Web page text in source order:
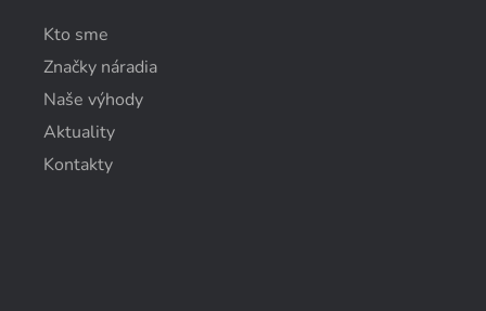
Kto sme
Značky náradia
Naše výhody
Aktuality
Kontakty